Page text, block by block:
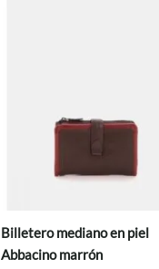
Billetero mediano en piel
Abbacino marrón